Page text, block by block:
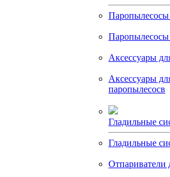
Аксессуары
Аксессуары
паропылесосв
Гладильные
Гладильные
Отпариватели